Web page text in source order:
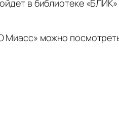
в библиотеке «БЛИК»
Миасс» можно